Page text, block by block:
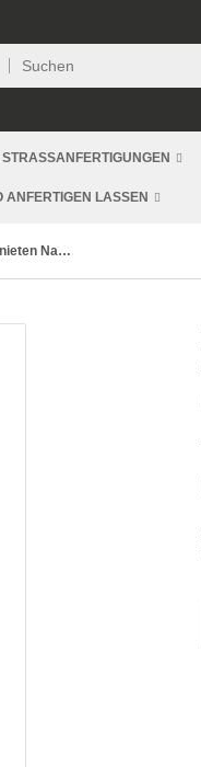
ANFERTIGEN LASSEN
100 Hotfix Bügelnieten Nailheads Blüte Gold